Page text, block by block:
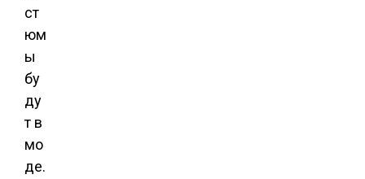
ст
юм
ы
бу
ду
т в
мо
де.